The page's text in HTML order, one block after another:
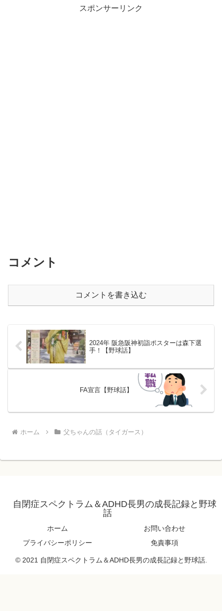
スポンサーリンク
コメント
コメントを書き込む
2024年 阪急阪神初詣ポスターは森下選
手！【野球話】
FA宣言【野球話】
ホーム 父ちゃんの話（タイガース）
自閉症スペクトラム＆ADHD長男の成長記録と野球
話
ホーム
お問い合わせ
プライバシーポリシー
免責事項
© 2021 自閉症スペクトラム＆ADHD長男の成長記録と野球話.